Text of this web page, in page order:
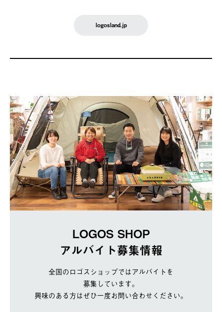
logosland.jp
LOGOS SHOP
アルバイト募集情報
全国のロゴスショップではアルバイトを
募集しています。
興味のある方はぜひ一度お問い合わせください。